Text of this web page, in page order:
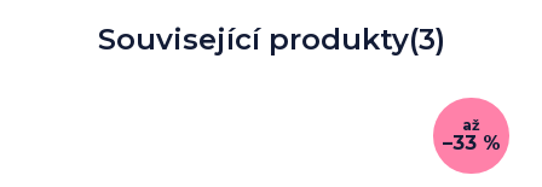
Související produkty(3)
až
–33 %